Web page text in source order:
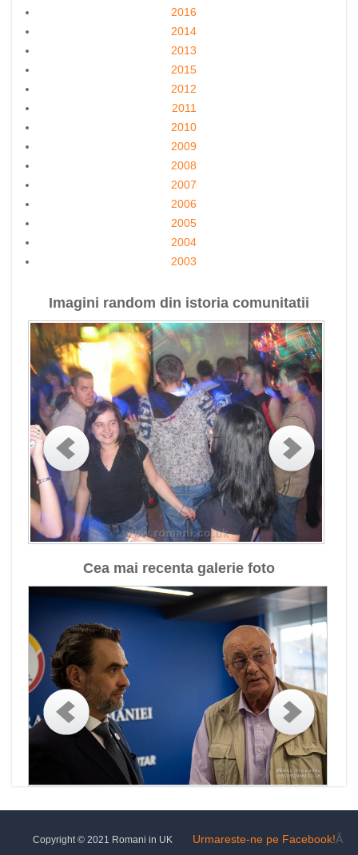
2016
2014
2013
2015
2012
2011
2010
2009
2008
2007
2006
2005
2004
2003
Imagini random din istoria comunitatii
Cea mai recenta galerie foto
Urmareste-ne pe Facebook!Â
Copyright © 2021 Romani in UK